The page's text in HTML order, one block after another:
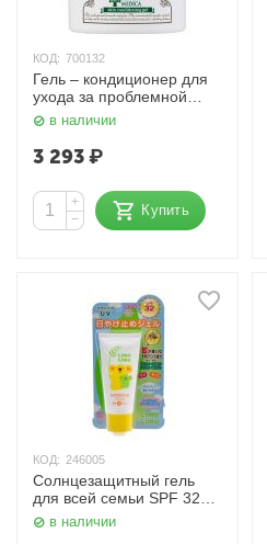
КОД: 700132
Гель – кондиционер для
ухода за проблемной
кожей лица Eaude Medica
140 гр. MOMOTANI
в наличии
3 293₽
+
−
Купить
КОД: 246005
Солнцезащитный гель
для всей семьи SPF 32
PA +++ Limo Limo 50 гр.
Meishoku
в наличии